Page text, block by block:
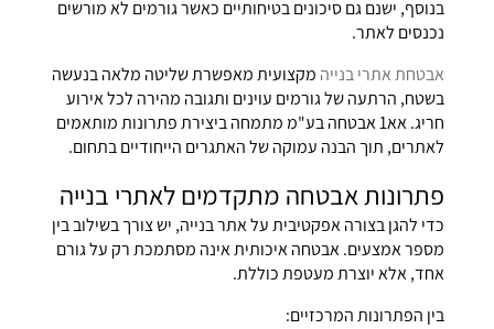
בנוסף, ישנם גם סיכונים בטיחותיים כאשר גורמים לא מורשים
נכנסים לאתר.
אבטחת אתרי בנייה מקצועית מאפשרת שליטה מלאה בנעשה
בשטח, הרתעה של גורמים עוינים ותגובה מהירה לכל אירוע
חריג. אא1 אבטחה בע"מ מתמחה ביצירת פתרונות מותאמים
לאתרים, תוך הבנה עמוקה של האתגרים הייחודיים בתחום.
פתרונות אבטחה מתקדמים לאתרי בנייה
כדי להגן בצורה אפקטיבית על אתר בנייה, יש צורך בשילוב בין
מספר אמצעים. אבטחה איכותית אינה מסתמכת רק על גורם
אחד, אלא יוצרת מעטפת כוללת.
בין הפתרונות המרכזיים: